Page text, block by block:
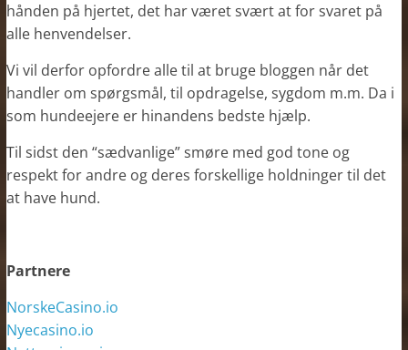
hånden på hjertet, det har været svært at for svaret på
alle henvendelser.
Vi vil derfor opfordre alle til at bruge bloggen når det
handler om spørgsmål, til opdragelse, sygdom m.m. Da i
som hundeejere er hinandens bedste hjælp.
Til sidst den “sædvanlige” smøre med god tone og
respekt for andre og deres forskellige holdninger til det
at have hund.
Partnere
NorskeCasino.io
Nyecasino.io